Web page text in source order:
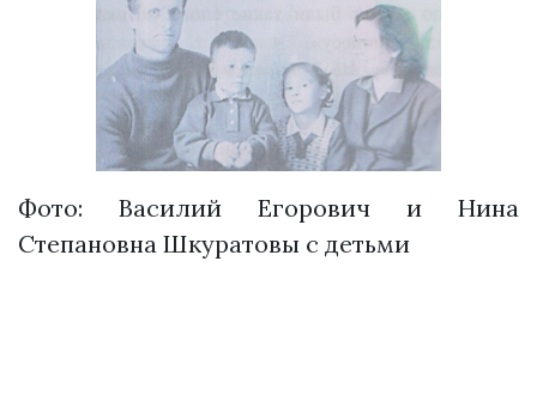
Фото: Василий Егорович и Нина
Степановна Шкуратовы с детьми